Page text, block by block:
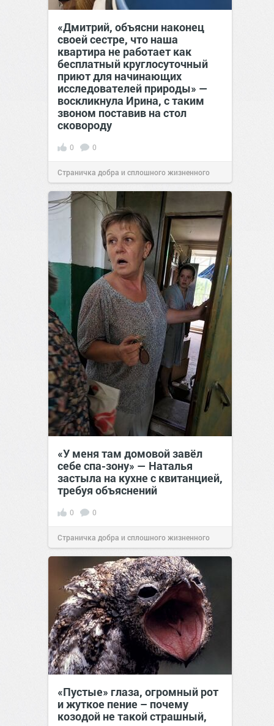
«Дмитрий, объясни наконец
своей сестре, что наша
квартира не работает как
бесплатный круглосуточный
приют для начинающих
исследователей природы» —
воскликнула Ирина, с таким
звоном поставив на стол
сковороду
0 0
Страничка добра и сплошного жизненного
позитива!00:28Вчера
«У меня там домовой завёл
себе спа-зону» — Наталья
застыла на кухне с квитанцией,
требуя объяснений
0 0
Страничка добра и сплошного жизненного
позитива!00:28Вчера
«Пустые» глаза, огромный рот
и жуткое пение – почему
козодой не такой страшный,